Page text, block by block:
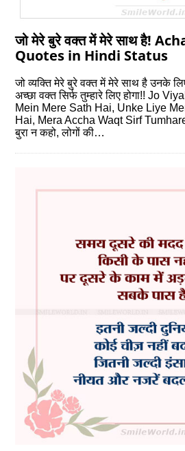
जो मेरे बुरे वक्‍त में मेरे साथ है!
Quotes in Hindi Status
जो व्‍यक्ति मेरे बुरे वक्‍त में मेरे साथ है उनके
अच्‍छा वक्‍त सिर्फ तुम्‍हारे लिए होगा!! Jo
Mein Mere Sath Hai, Unke Liye
Hai, Mera Accha Waqt Sirf
बुरा न कहो, लोगों की…